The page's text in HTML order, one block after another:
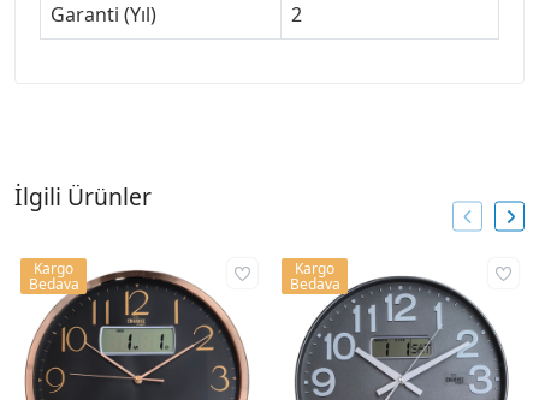
Garanti (Yıl)
2
İlgili Ürünler
Kargo
Bedava
Kargo
Bedava